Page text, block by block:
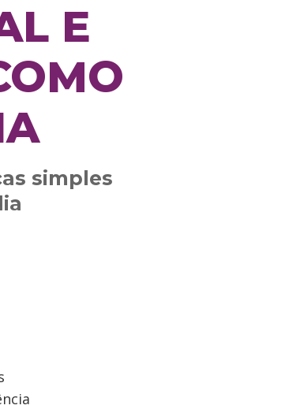
E
simples